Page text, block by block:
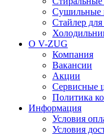
Стайлер
О V-ZUG
Компания
Вакансии
Акции
Сервисные
Политика
Информация
Условия
Условия